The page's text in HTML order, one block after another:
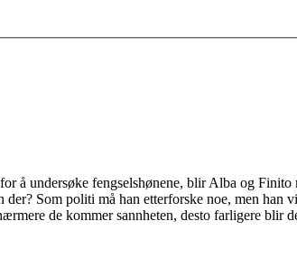
undersøke fengselshønene, blir Alba og
Som politi må han etterforske noe, men han
de kommer sannheten, desto farligere